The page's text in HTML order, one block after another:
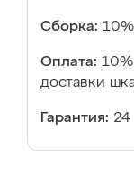
Сборка:
Оплата:
доставки
Гарантия: 24